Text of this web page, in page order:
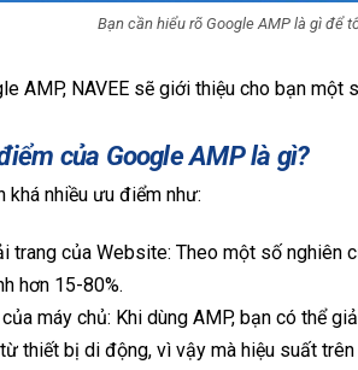
Bạn cần hiểu rõ Google AMP là gì để
AMP, NAVEE sẽ giới thiệu cho bạn một
của Google AMP là gì?
khá nhiều ưu điểm như:
trang của Website: Theo một số
hơn 15-80%.
máy chủ: Khi dùng AMP, bạn có thể
thiết bị di động, vì vậy mà hiệu suất trên